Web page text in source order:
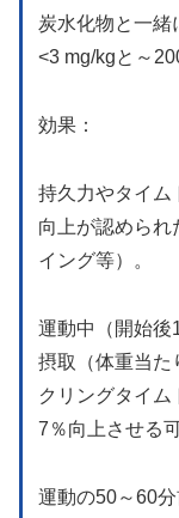
炭水化物と一緒
<3 mg/kgと～
効果：
持久力やタイム
向上が認められ
イング等）。
運動中（開始後
摂取（体重当た
クリングタイム
7％向上させる
運動の50～60